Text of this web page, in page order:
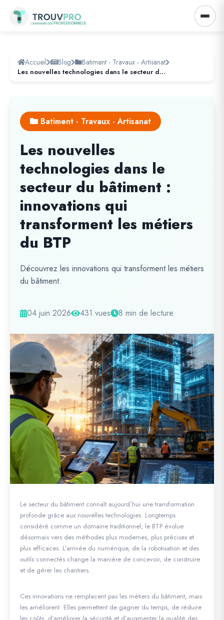
Accueil Blog Batiment - Travaux - Artisanat
Les nouvelles technologies dans le secteur du bâtiment : innovations qui transforment les métiers du BTP
Batiment - Travaux - Artisanat
Les nouvelles
technologies dans le
secteur du bâtiment :
innovations qui
transforment les métiers
du BTP
Découvrez les innovations qui transforment les métiers
du bâtiment.
04 juin 2026 431 vues 8 min de lecture
Le secteur du bâtiment connaît aujourd’hui une transformation
profonde grâce aux nouvelles technologies. Longtemps
considéré comme un domaine traditionnel, le BTP évolue
désormais vers des méthodes plus modernes, plus précises et
plus efficaces. L’arrivée du numérique, de la robotisation et des
outils connectés change la manière de concevoir, de construire
et de gérer les chantiers.
Ces innovations ne remplacent pas les métiers du bâtiment, mais
les améliorent. Elles permettent de gagner du temps, de réduire